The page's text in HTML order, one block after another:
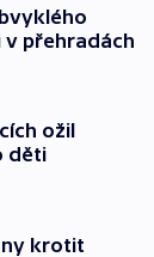
v přehradách
ožil
děti
krotit